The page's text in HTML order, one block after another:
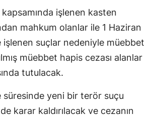
işlenen kasten
mahkum olanlar ile 1 Haziran
suçlar nedeniyle müebbet
müebbet hapis cezası alanlar
tutulacak.
yeni bir terör suçu
karar kaldırılacak ve cezanın